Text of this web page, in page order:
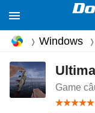
Windows
Game